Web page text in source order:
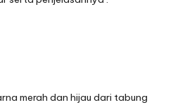
merah dan hijau dari tabung